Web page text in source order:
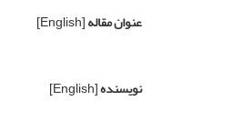
عنوان مقاله[English]
نویسنده[English]